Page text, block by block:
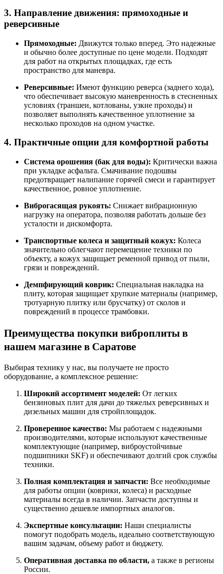
3. Направление движения: прямоходные и
реверсивные
Прямоходные: Движутся только вперед. Это надежные
и обычно более доступные по цене модели. Подходят
для работ на открытых площадках, где есть
пространство для маневра.
Реверсивные: Имеют функцию реверса (заднего хода),
что обеспечивает высокую маневренность в стесненных
условиях (траншеи, котлованы, узкие проходы) и
позволяет выполнять качественное уплотнение за
несколько проходов на одном участке.
4. Практичные опции для комфортной работы
Система орошения (бак для воды): Критически важна
при укладке асфальта. Смачивание подошвы
предотвращает налипание горячей смеси и гарантирует
качественное, ровное уплотнение.
Виброгасящая рукоять: Снижает вибрационную
нагрузку на оператора, позволяя работать дольше без
усталости и дискомфорта.
Транспортные колеса и защитный кожух: Колеса
значительно облегчают перемещение техники по
объекту, а кожух защищает ременной привод от пыли,
грязи и повреждений.
Демпфирующий коврик: Специальная накладка на
плиту, которая защищает хрупкие материалы (например,
тротуарную плитку или брусчатку) от сколов и
повреждений в процессе трамбовки.
Преимущества покупки виброплиты в
нашем магазине в Саратове
Выбирая технику у нас, вы получаете не просто
оборудование, а комплексное решение:
Широкий ассортимент моделей: От легких
бензиновых плит для дачи до тяжелых реверсивных и
дизельных машин для стройплощадок.
Проверенное качество: Мы работаем с надежными
производителями, которые используют качественные
комплектующие (например, виброустойчивые
подшипники SKF) и обеспечивают долгий срок службы
техники.
Полная комплектация и запчасти: Все необходимые
для работы опции (коврики, колеса) и расходные
материалы всегда в наличии. Запчасти доступны и
существенно дешевле импортных аналогов.
Экспертные консультации: Наши специалисты
помогут подобрать модель, идеально соответствующую
вашим задачам, объему работ и бюджету.
Оперативная доставка по области, а также в регионы
России.